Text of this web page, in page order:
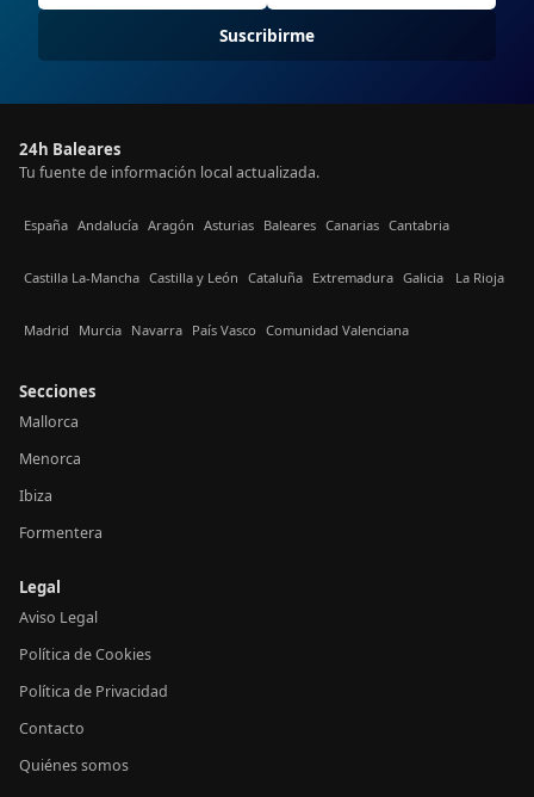
Suscribirme
24h Baleares
Tu fuente de información local actualizada.
España Andalucía Aragón Asturias Baleares Canarias Cantabria
Castilla La-Mancha Castilla y León Cataluña Extremadura Galicia La Rioja
Madrid Murcia Navarra País Vasco Comunidad Valenciana
Secciones
Mallorca
Menorca
Ibiza
Formentera
Legal
Aviso Legal
Política de Cookies
Política de Privacidad
Contacto
Quiénes somos